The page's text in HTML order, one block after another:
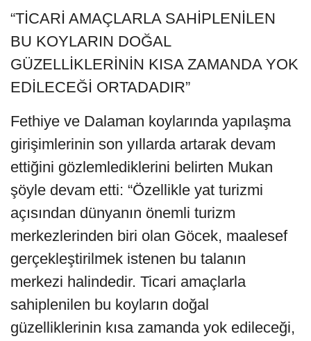
“TİCARİ AMAÇLARLA SAHİPLENİLEN
BU KOYLARIN DOĞAL
GÜZELLİKLERİNİN KISA ZAMANDA YOK
EDİLECEĞİ ORTADADIR”
Fethiye ve Dalaman koylarında yapılaşma
girişimlerinin son yıllarda artarak devam
ettiğini gözlemlediklerini belirten Mukan
şöyle devam etti: “Özellikle yat turizmi
açısından dünyanın önemli turizm
merkezlerinden biri olan Göcek, maalesef
gerçekleştirilmek istenen bu talanın
merkezi halindedir. Ticari amaçlarla
sahiplenilen bu koyların doğal
güzelliklerinin kısa zamanda yok edileceği,